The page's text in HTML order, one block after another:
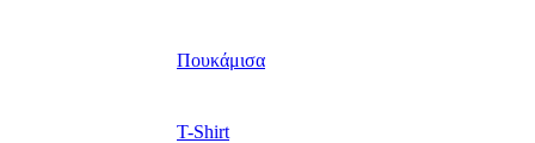
Πουκάμισα
T-Shirt